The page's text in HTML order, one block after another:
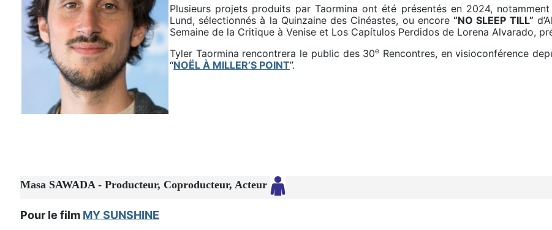
Plusieurs projets produits par Taormina ont été présentés en 2024,
Lund, sélectionnés à la Quinzaine des Cinéastes, ou encore“NO SLEEP TILL”
Semaine de la Critique à Venise et Los Capítulos Perdidos de Lorena Alvarado,
Tyler Taormina rencontrera le public des 30e Rencontres, en visioconférence
“NOËL À MILLER’S POINT”.
Masa SAWADA - Producteur, Coproducteur, Acteur
Pour le film MY SUNSHINE